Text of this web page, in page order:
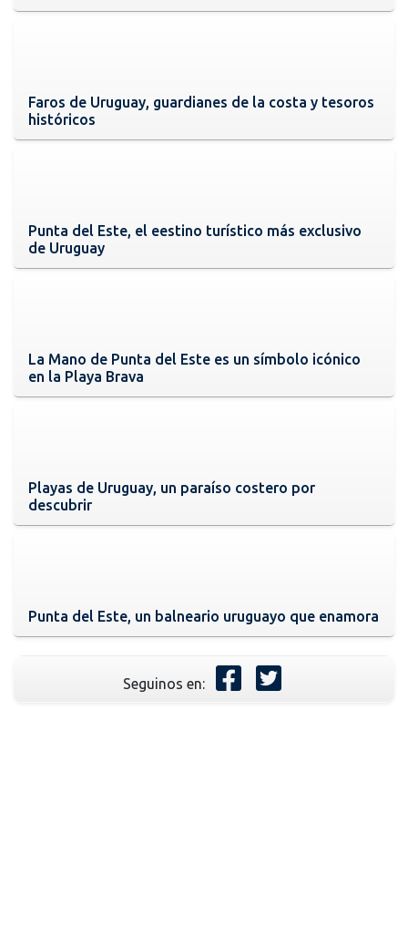
Faros de Uruguay, guardianes de la costa y tesoros
históricos
Punta del Este, el eestino turístico más exclusivo
de Uruguay
La Mano de Punta del Este es un símbolo icónico
en la Playa Brava
Playas de Uruguay, un paraíso costero por
descubrir
Punta del Este, un balneario uruguayo que enamora
Seguinos en: